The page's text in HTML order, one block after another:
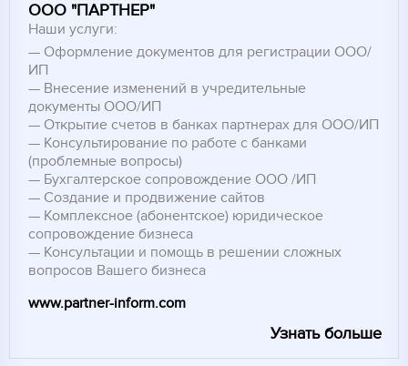
ООО "ПАРТНЕР"
Наши услуги:
Оформление документов для регистрации ООО/
ИП
Внесение изменений в учредительные
документы ООО/ИП
Открытие счетов в банках партнерах для ООО/ИП
Консультирование по работе с банками
(проблемные вопросы)
Бухгалтерское сопровождение ООО /ИП
Создание и продвижение сайтов
Комплексное (абонентское) юридическое
сопровождение бизнеса
Консультации и помощь в решении сложных
вопросов Вашего бизнеса
www.partner-inform.com
Узнать больше